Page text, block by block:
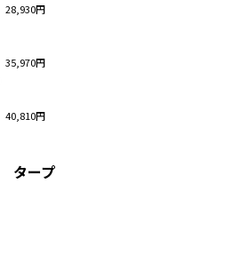
28,930円
35,970円
40,810円
タープ